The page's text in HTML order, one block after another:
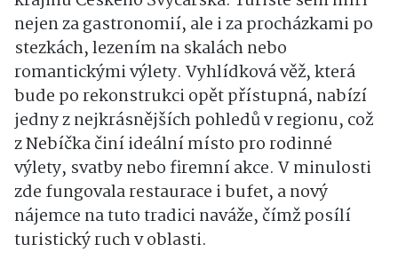
nejen za gastronomií, ale i za procházkami po
stezkách, lezením na skalách nebo
romantickými výlety. Vyhlídková věž, která
bude po rekonstrukci opět přístupná, nabízí
jedny z nejkrásnějších pohledů v regionu, což
z Nebíčka činí ideální místo pro rodinné
výlety, svatby nebo firemní akce. V minulosti
zde fungovala restaurace i bufet, a nový
nájemce na tuto tradici naváže, čímž posílí
turistický ruch v oblasti.